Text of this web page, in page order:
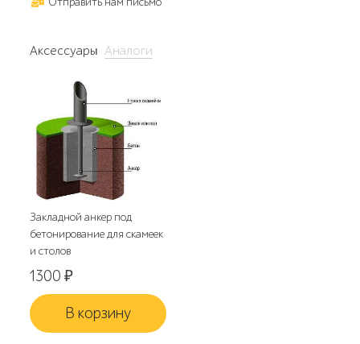
Аксессуары Аналоги
Закладной анкер под
бетонирование для скамеек
и столов
1300₽
В корзину